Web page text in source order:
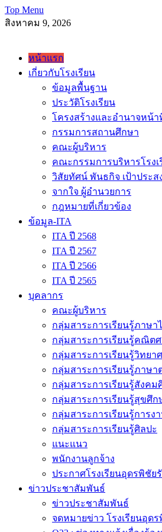
Skip
to
Top Menu
สิงหาคม 9, 2026
โรงเรียนอุดพิชัยรักษ์พิทยา
หน้าแรก
เกี่ยวกับโรงเรียน
ข้อมูลพื้นฐาน
ประวัติโรงเรียน
โครงสร้างและอำนาจหน้า
กรรมการสถานศึกษา
คณะผู้บริหาร
คณะกรรมการบริหารโรง
วิสัยทัศน์ พันธกิจ เป้าประส
จากใจ ผู้อำนวยการ
กฎหมายที่เกี่ยวข้อง
ข้อมูล-ITA
ITA ปี 2568
ITA ปี 2567
ITA ปี 2566
ITA ปี 2565
บุคลากร
คณะผู้บริหาร
กลุ่มสาระการเรียนรู้ภาษา
กลุ่มสาระการเรียนรู้คณิต
กลุ่มสาระการเรียนรู้วิทยา
กลุ่มสาระการเรียนรู้ภาษา
กลุ่มสาระการเรียนรู้สังค
กลุ่มสาระการเรียนรู้สุขศึ
กลุ่มสาระการเรียนรู้การง
กลุ่มสาระการเรียนรู้ศิลปะ
แนะแนว
พนักงานลูกจ้าง
ประกาศโรงเรียนอุดรพิชั
ข่าวประชาสัมพันธ์
ข่าวประชาสัมพันธ์
จดหมายข่าว โรงเรียนอุด